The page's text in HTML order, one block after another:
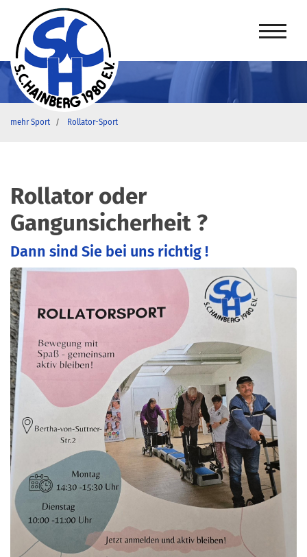
mehr Sport Rollator-Sport
Rollator oder
Gangunsicherheit ?
Dann sind Sie bei uns richtig !